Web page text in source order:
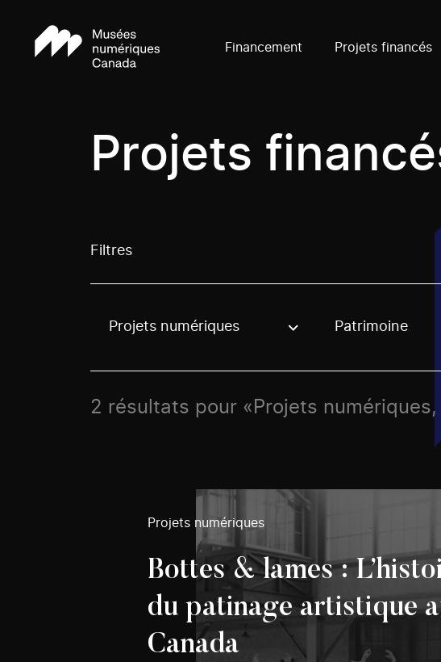
Financement Projets financés
Projets
Filtres
Use these options to filter projects by topic, stream or
Projets numériques Patrimoine
2 résultats pour «Projets
Projets numériques
Bottes & lames :
du patinage artistique
Canada